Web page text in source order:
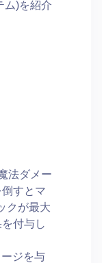
ム)を紹介
法ダメー
すとマ
クが最大
付与し
ジを与